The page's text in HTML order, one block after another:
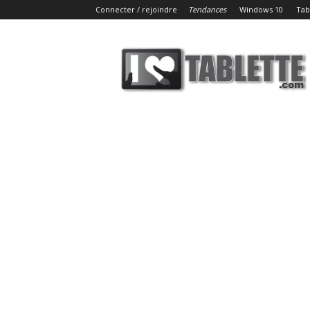
Connecter / rejoindre Tendances Windows 10